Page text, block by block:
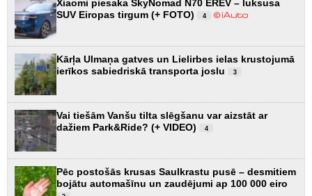
Xiaomi piesaka SkyNomad N70 EREV – luksusa
SUV Eiropas tirgum (+ FOTO)
4
Kārļa Ulmaņa gatves un Lielirbes ielas krustojumā
ierīkos sabiedriskā transporta joslu
3
Vai tiešām Vanšu tilta slēgšanu var aizstāt ar
dažiem Park&Ride? (+ VIDEO)
4
Pēc postošās krusas Saulkrastu pusē – desmitiem
bojātu automašīnu un zaudējumi ap 100 000 eiro